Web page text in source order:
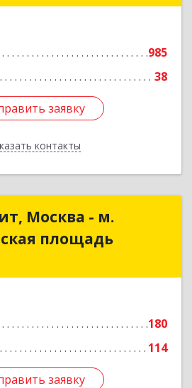
985
38
заявку
контакты
заявку
Назад
Москва - м.
площадь
180
114
заявку
Бит, Москва - м.
площадь
Подробнее
заявку